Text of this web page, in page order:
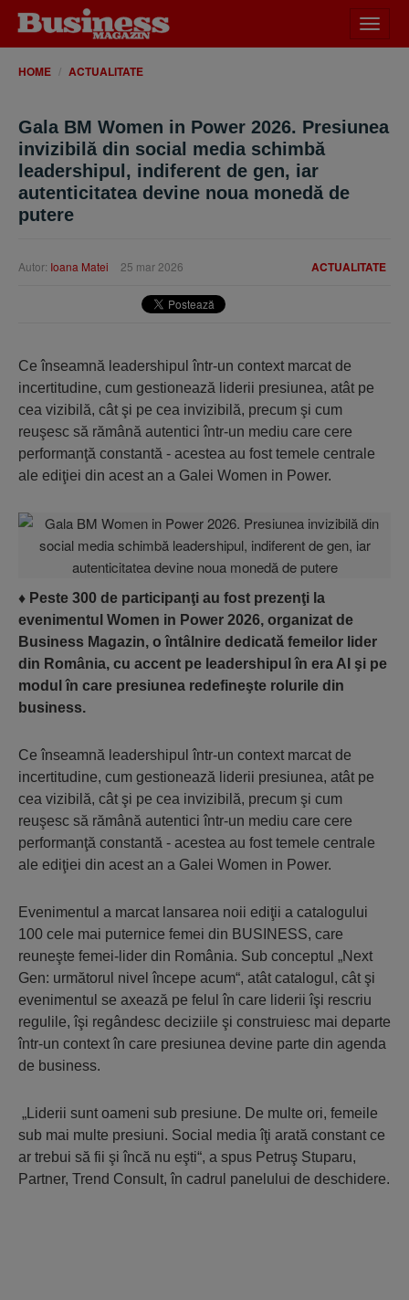
meniu
HOME ACTUALITATE
Gala BM Women in Power 2026. Presiunea
invizibilă din social media schimbă
leadershipul, indiferent de gen, iar
autenticitatea devine noua monedă de
putere
ACTUALITATE
Autor: Ioana Matei 25 mar 2026
Ce înseamnă leader­shipul într-un context marcat de
incertitu­dine, cum gestionează liderii presiunea, atât pe
cea vizibilă, cât şi pe cea invizibilă, precum şi cum
reuşesc să rămână autentici într-un mediu care cere
performanţă constantă - acestea au fost temele centrale
ale ediţiei din acest an a Galei Women in Power.
♦ Peste 300 de participanţi au fost prezenţi la
evenimentul Women in Power 2026, organizat de
Business Magazin, o întâlnire dedicată femeilor lider
din România, cu accent pe leadershipul în era AI şi pe
modul în care presiunea redefineşte rolurile din
business.
Ce înseamnă leader­shipul într-un context marcat de
incertitu­dine, cum gestionează liderii presiunea, atât pe
cea vizibilă, cât şi pe cea invizibilă, precum şi cum
reuşesc să rămână autentici într-un mediu care cere
performanţă constantă - acestea au fost temele centrale
ale ediţiei din acest an a Galei Women in Power.
Evenimentul a marcat lansarea noii ediţii a catalogului
100 cele mai puternice femei din BUSINESS, care
reuneşte femei-lider din România. Sub conceptul „Next
Gen: următorul nivel începe acum“, atât catalogul, cât şi
evenimentul se axează pe felul în care liderii îşi rescriu
regulile, îşi regândesc deciziile şi construiesc mai departe
într-un context în care presiunea devine parte din agenda
de business.
„Liderii sunt oameni sub presiune. De multe ori, femeile
sub mai multe presiuni. Social media îţi arată constant ce
ar trebui să fii şi încă nu eşti“, a spus Petruş Stuparu,
Partner, Trend Consult, în cadrul panelului de deschidere.